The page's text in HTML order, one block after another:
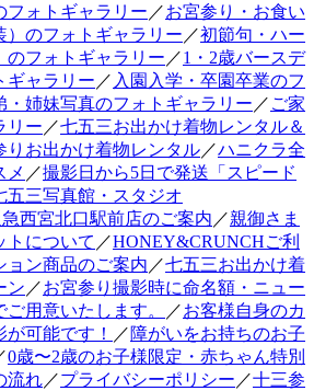
フォトギャラリー ／お宮参り・お食い
）のフォトギャラリー ／初節句・ハー
のフォトギャラリー ／1・2歳バースデ
ギャラリー ／ 入園入学・卒園卒業のフ
・姉妹写真のフォトギャラリー ／ ご家
リー ／七五三お出かけ着物レンタル＆
りお出かけ着物レンタル／ハニクラ全
メ ／撮影日から5日で発送「スピード
五三写真館・スタジオ
西宮北口駅前店のご案内 ／親御さま
トについて ／HONEY&CRUNCHご利
ョン商品のご案内 ／七五三お出かけ着
ン ／お宮参り撮影時に命名額・ニュー
用意いたします。
／お客様自身のカ
可能です！ ／障がいをお持ちのお子
0歳〜2歳のお子様限定・赤ちゃん特別
流れ／プライバシーポリシー ／十三参